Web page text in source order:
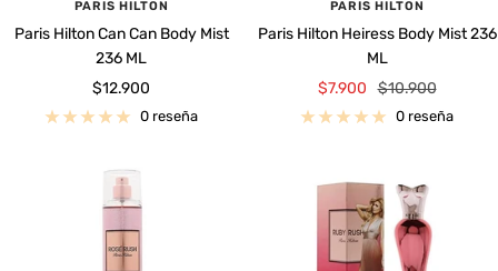
PARIS HILTON
Paris Hilton Can Can Body Mist
236 ML
Precio
de
$12.900
0 reseña
PARIS HILTON
Paris Hilton Heiress Body Mist 236
ML
Precio
de
$7.900 Precio
normal
$10.900
0 reseña